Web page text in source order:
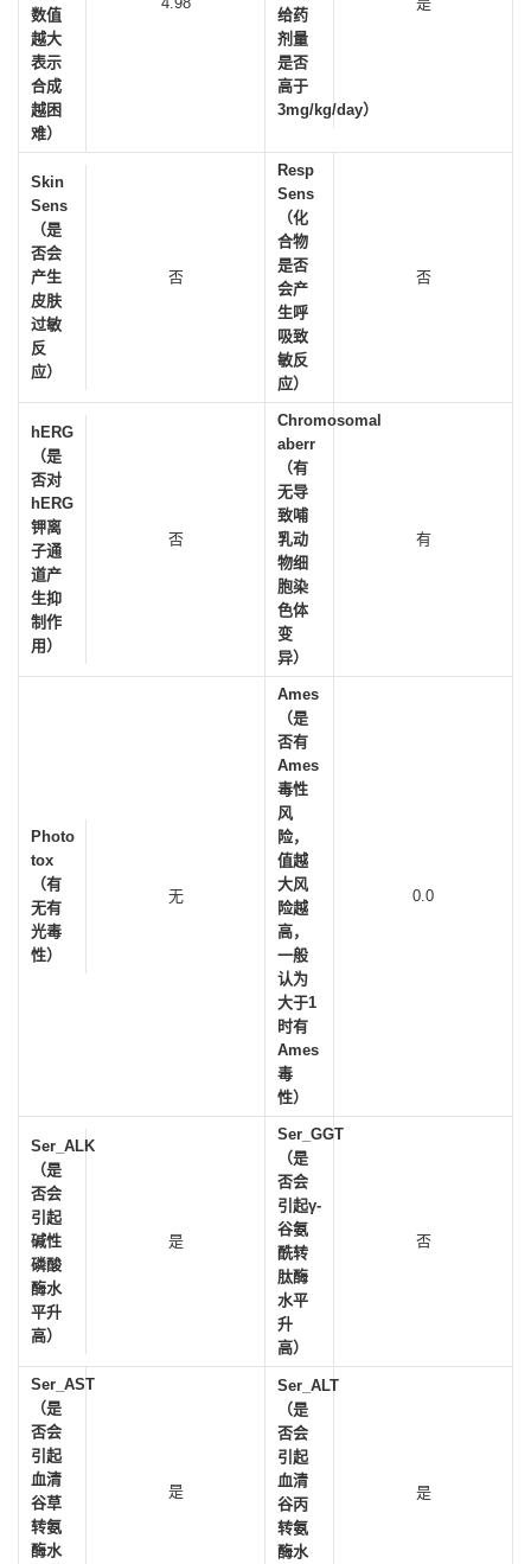
数值
越大
表示
合成
越困
难）
给药
剂量
是否
高于
3mg/kg/day）
Skin
Sens
（是
否会
产生
皮肤
过敏
反
应）
否
Resp
Sens
（化
合物
是否
会产
生呼
吸致
敏反
应）
否
hERG
（是
否对
hERG
钾离
子通
道产
生抑
制作
用）
否
Chromosomal
aberr
（有
无导
致哺
乳动
物细
胞染
色体
变
异）
有
Photo
tox
（有
无有
光毒
性）
无
Ames
（是
否有
Ames
毒性
风
险，
值越
大风
险越
高，
一般
认为
大于1
时有
Ames
毒
性）
0.0
Ser_ALK
（是
否会
引起
碱性
磷酸
酶水
平升
高）
是
Ser_GGT
（是
否会
引起γ-
谷氨
酰转
肽酶
水平
升
高）
否
Ser_AST
（是
否会
引起
血清
谷草
转氨
酶水
是
Ser_ALT
（是
否会
引起
血清
谷丙
转氨
酶水
是